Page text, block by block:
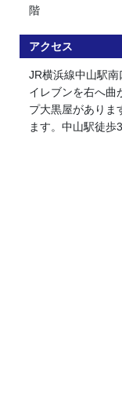
階
アクセス
JR横浜線中山駅
イレブンを右へ曲
プ大黒屋がありま
ます。中山駅徒歩